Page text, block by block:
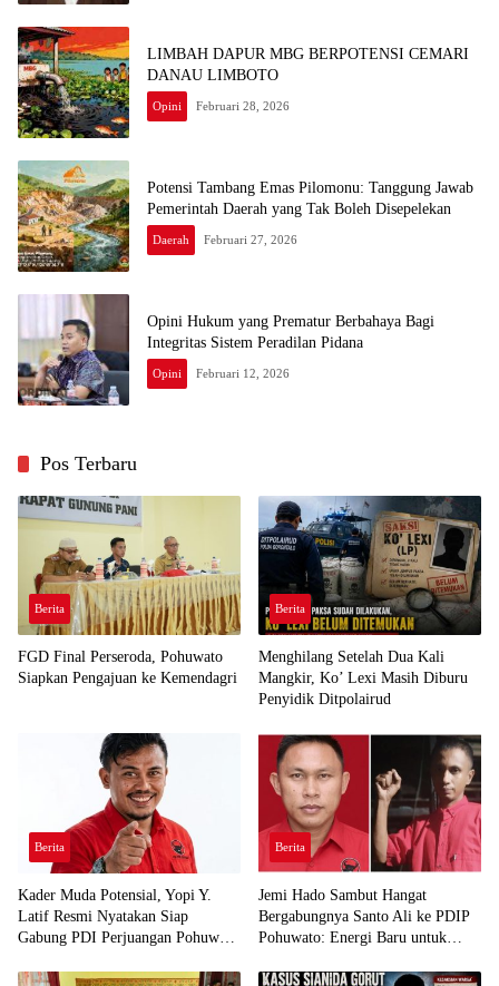
LIMBAH DAPUR MBG BERPOTENSI CEMARI
DANAU LIMBOTO
Opini Februari 28, 2026
Potensi Tambang Emas Pilomonu: Tanggung Jawab
Pemerintah Daerah yang Tak Boleh Disepelekan
Daerah Februari 27, 2026
Opini Hukum yang Prematur Berbahaya Bagi
Integritas Sistem Peradilan Pidana
Opini Februari 12, 2026
Pos Terbaru
Berita
FGD Final Perseroda, Pohuwato
Siapkan Pengajuan ke Kemendagri
Berita
Menghilang Setelah Dua Kali
Mangkir, Ko’ Lexi Masih Diburu
Penyidik Ditpolairud
Berita
Kader Muda Potensial, Yopi Y.
Latif Resmi Nyatakan Siap
Gabung PDI Perjuangan Pohuwato
Berita
Jemi Hado Sambut Hangat
Bergabungnya Santo Ali ke PDIP
Pohuwato: Energi Baru untuk